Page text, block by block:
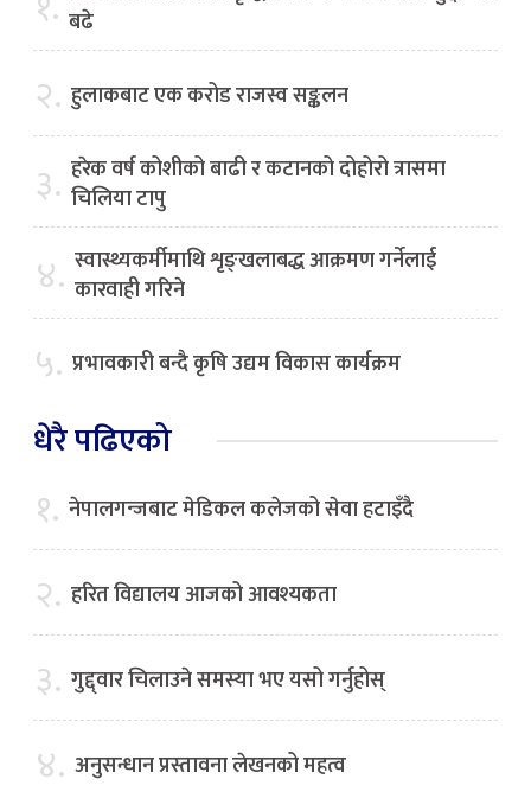
बढे
२. हुलाकबाट एक करोड राजस्व सङ्कलन
३. हरेक वर्ष कोशीको बाढी र कटानको दोहोरो त्रासमा
चिलिया टापु
४. स्वास्थ्यकर्मीमाथि शृङ्खलाबद्ध आक्रमण गर्नेलाई
कारवाही गरिने
५. प्रभावकारी बन्दै कृषि उद्यम विकास कार्यक्रम
धेरै पढिएको
१. नेपालगन्जबाट मेडिकल कलेजको सेवा हटाइँदै
२. हरित विद्यालय आजको आवश्यकता
३. गुद्द्वार चिलाउने समस्या भए यसो गर्नुहोस्
४. अनुसन्धान प्रस्तावना लेखनको महत्व